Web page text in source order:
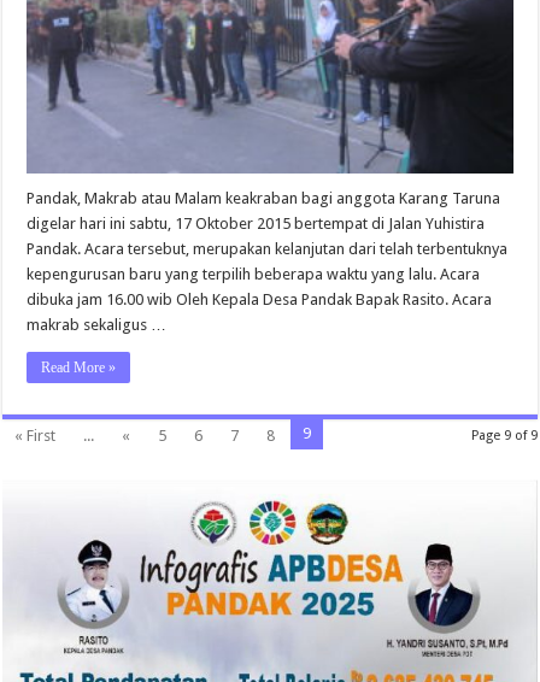
Pandak, Makrab atau Malam keakraban bagi anggota Karang Taruna
digelar hari ini sabtu, 17 Oktober 2015 bertempat di Jalan Yuhistira
Pandak. Acara tersebut, merupakan kelanjutan dari telah terbentuknya
kepengurusan baru yang terpilih beberapa waktu yang lalu. Acara
dibuka jam 16.00 wib Oleh Kepala Desa Pandak Bapak Rasito. Acara
makrab sekaligus …
Read More »
Page 9 of 9
« First ... « 5 6 7 8 9